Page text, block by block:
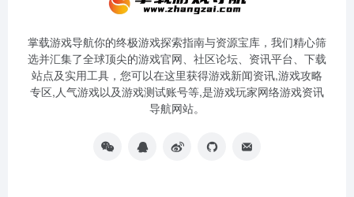
掌载游戏导航你的终极游戏探索指南与资源宝库，我们精心筛
选并汇集了全球顶尖的游戏官网、社区论坛、资讯平台、下载
站点及实用工具，您可以在这里获得游戏新闻资讯,游戏攻略
专区,人气游戏以及游戏测试账号等,是游戏玩家网络游戏资讯
导航网站。